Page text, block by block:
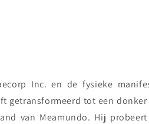
Inc. en de fysieke
getransformeerd tot een
van Meamundo. Hij